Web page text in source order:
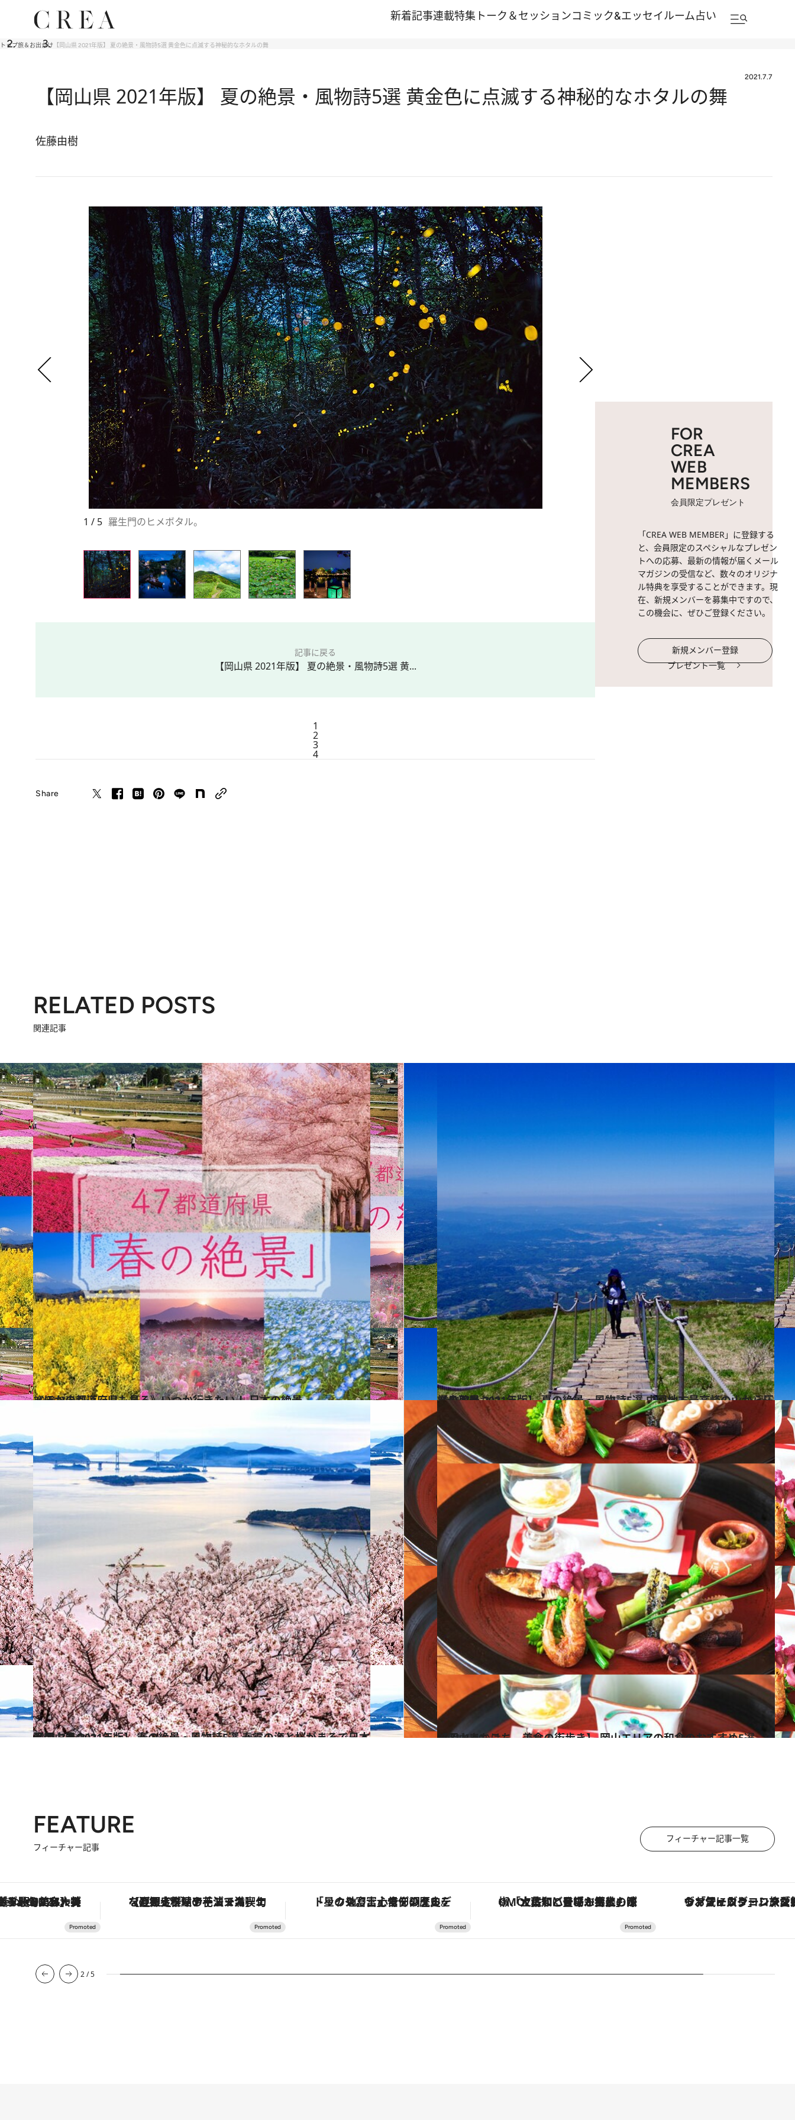
新着記事連載特集 トーク＆セッションコミック&エッセイルーム占い
トップ旅＆お出かけ 【岡山県 2021年版】 夏の絶景・風物詩5選 黄金色に点滅する神秘的なホタルの舞
2021.7.7
【岡山県 2021年版】 夏の絶景・風物詩5選 黄金色に点滅する神秘的なホタルの舞
佐藤由樹
1 / 5 羅生門のヒメボタル。
記事に戻る
【岡山県 2021年版】 夏の絶景・風物詩5選 黄...
1
2
3
4
Share
FOR
CREA
WEB
MEMBERS
会員限定プレゼント
「CREA WEB MEMBER」に登録する
と、会員限定のスペシャルなプレゼン
トへの応募、最新の情報が届くメール
マガジンの受信など、数々のオリジナ
ル特典を享受することができます。現
在、新規メンバーを募集中ですので、
この機会に、ぜひご登録ください。
新規メンバー登録
プレゼント一覧
RELATED POSTS
関連記事
2021.3.5
《ほかの都道府県も見る》いつか行きたい！ 日本の絶景
旅＆お出かけ 2021.7.5
【鳥取県 2021年版】 夏の絶景・風物詩5選 中国地方最高峰の山から圧巻の美景
旅＆お出かけ
2021.3.14
【岡山県 2021年版】 春の絶景・風物詩5選 春霞の海と桜がまるで日本画のよう！
旅＆お出かけ 2021.6.10
【岡山あちこち、美食の街歩き】 岡山エリアの和食のおすすめ5選
旅＆お出かけ
FEATURE
フィーチャー記事
フィーチャー記事一覧
【夏限定ディナーコース】旬を迎える稚鮎や花ズッキーニなどをイタリア・トスカーナの郷土料理の手法で満喫！ 「星のや富士」でデジタルデトックス。冨士信仰の歴史を辿り、心身を調える。 「土佐和ハーブかき氷」がOMO7高知に登場！生姜、山椒、大葉など目にも舌にも涼を呼ぶ郷土の味 ヴァシュロン・コンスタンタン「オーヴァーシーズ・オートマティック」。旅愛好家のお気に入りコレクションから、ジェンダーレスな新作が登場
3/5